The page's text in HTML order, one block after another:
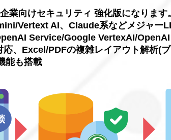
向けセキュリティ 強化版になります
Vertext AI、Claude系などメジャー
Service/Google VertexAI/
、Excel/PDFの複雑レイアウト解析(
能も搭載